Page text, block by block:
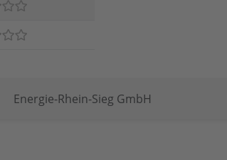
Energie-Rhein-Sieg GmbH